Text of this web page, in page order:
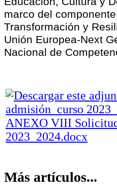
marco del
Transformación y
Unión Europea-Next
Nacional de
ANEXO VIII
2023_2024.docx
Más artículos...